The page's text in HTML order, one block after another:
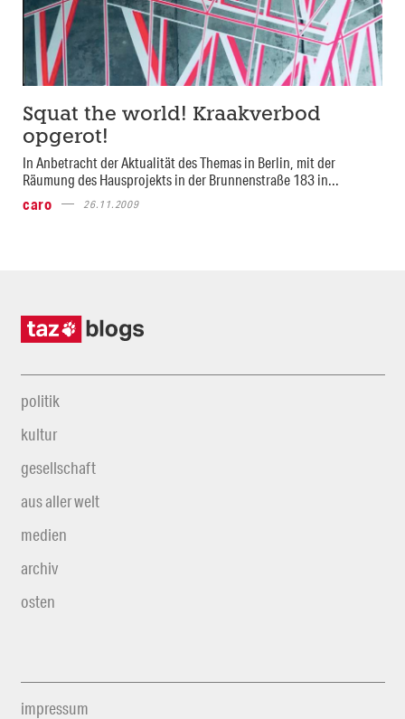
Squat the world! Kraakverbod
opgerot!
In Anbetracht der Aktualität des Themas in Berlin, mit der
Räumung des Hausprojekts in der Brunnenstraße 183 in...
caro
26.11.2009
politik
kultur
gesellschaft
aus aller welt
medien
archiv
osten
impressum